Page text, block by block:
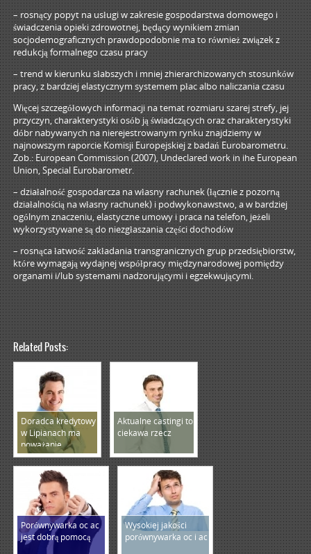
– rosnący popyt na usługi w zakresie gospodarstwa domowego i
świadczenia opieki zdrowotnej, będący wynikiem zmian
socjodemograficznych prawdopodobnie ma to również związek z
redukcją formalnego czasu pracy
– trend w kierunku słabszych i mniej zhierarchizowanych stosunków
pracy, z bardziej elastycznym systemem płac albo naliczania czasu
Więcej szczegółowych informacji na temat rozmiaru szarej strefy, jej
przyczyn, charakterystyki osób ją świadczących oraz charakterystyki
dóbr nabywanych na nierejestrowanym rynku znajdziemy w
najnowszym raporcie Komisji Europejskiej z badań Eurobarometru.
Zob.: European Commission (2007), Undeclared work in ihe European
Union, Special Eurobarometr.
– działalność gospodarcza na własny rachunek (łącznie z pozorną
działalnością na własny rachunek) i podwykonawstwo, a w bardziej
ogólnym znaczeniu, elastyczne umowy i praca na telefon, jeżeli
wykorzystywane są do niezgłaszania części dochodów
– rosnąca łatwość zakładania transgranicznych grup przedsiębiorstw,
które wymagają wydajnej współpracy międzynarodowej pomiędzy
organami i/lub systemami nadzorującymi i egzekwującymi.
Related Posts:
Doradca kredytowy
w Lipianach ma
poważanie
Aktualne castingi to
ciekawa rzecz
Porównywarka oc ac
jest dobrą pomocą
Wysokiej jakości
porównywarka oc i ac